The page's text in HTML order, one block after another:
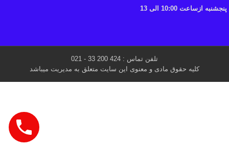
پنجشنبه ازساعت 10:00 الی 13
تلفن تماس : 424 200 33 - 021
کلیه حقوق مادی و معنوی این سایت متعلق به مدیریت میباشد